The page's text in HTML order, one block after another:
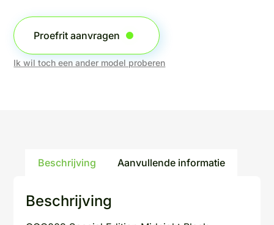
Proefrit aanvragen
Ik wil toch een ander model proberen
Beschrijving Aanvullende informatie
Beschrijving